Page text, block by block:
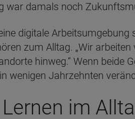
war damals noch
digitale
zum Alltag. „Wir
hinweg.“ Wenn beide
wenigen Jahrzehnten
Lernen im